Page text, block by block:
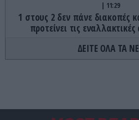
11:29
1 στους 2 δεν πάνε διακοπές
προτείνει τις
ΕΣΩΤΕΡΙΚΗ ΑΣΦΑΛΕΙΑ
ΔΕΙΤΕ ΟΛΑ ΤΑ